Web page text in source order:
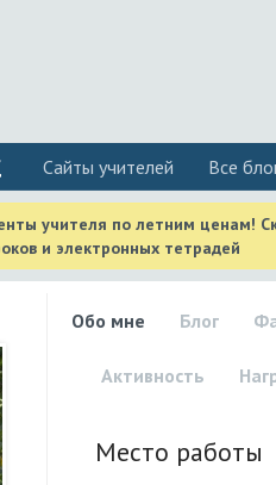
Cайты учителей Все
учителя по летним ценам!
и электронных тетрадей
Обо мне Блог
Активность
Место работы